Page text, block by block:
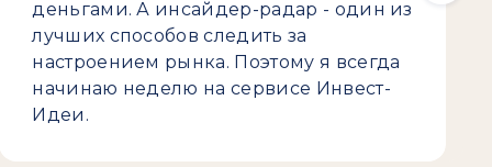
деньгами. А инсайдер-радар - один из
лучших способов следить за
настроением рынка. Поэтому я всегда
начинаю неделю на сервисе Инвест-
Идеи.